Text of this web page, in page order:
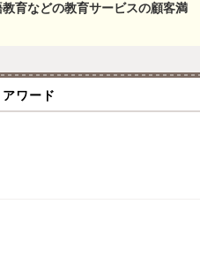
教育などの教育サービスの顧客満
ワード